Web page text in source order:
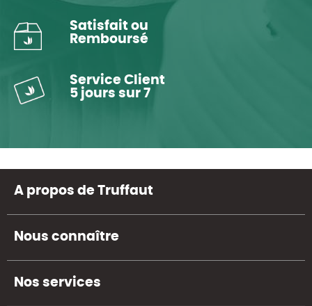
Satisfait ou
Remboursé
Service Client
5 jours sur 7
A propos de Truffaut
Nous connaître
Nos services